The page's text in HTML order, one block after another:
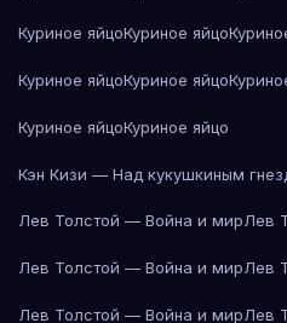
Куриное яйцоКуриное яйцо
Куриное яйцоКуриное яйцо
Куриное яйцоКуриное яйцо
Кэн Кизи — Над кукушкиным
Лев Толстой — Война и мирЛев
Лев Толстой — Война и мирЛев
Лев Толстой — Война и мирЛев